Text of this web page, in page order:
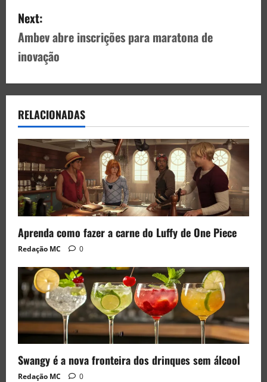
Next:
Ambev abre inscrições para maratona de
inovação
RELACIONADAS
Aprenda como fazer a carne do Luffy de One Piece
Redação MC 0
Swangy é a nova fronteira dos drinques sem álcool
Redação MC 0